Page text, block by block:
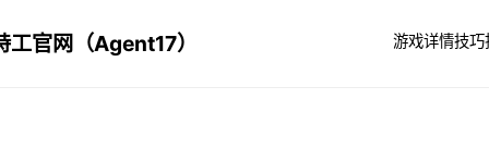
工官网（Agent17） 游戏详情技巧